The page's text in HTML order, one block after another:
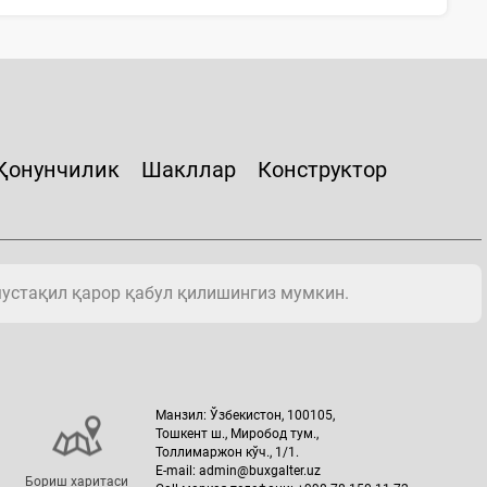
Шакллар
Конструктор
қарор қабул қилишингиз мумкин.
Бориш харитаси
Манзил: Ўзбекистон, 100105,
Тошкент ш., Миробод тум.,
Толлимаржон кўч., 1/1.
E-mail: admin@buxgalter.uz